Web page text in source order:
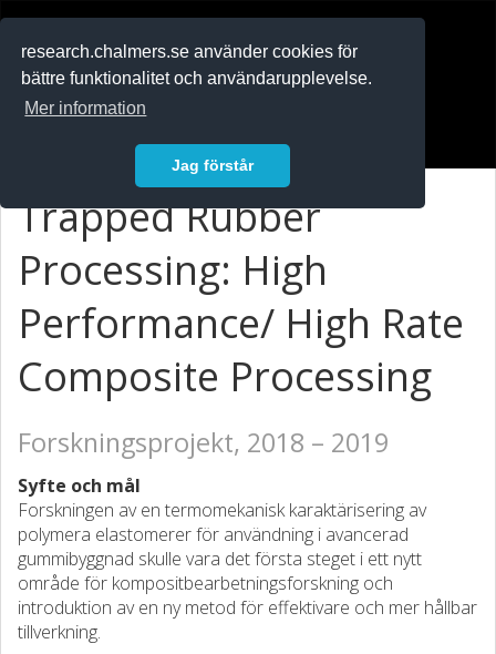
research.chalmers.se använder cookies för
bättre funktionalitet och användarupplevelse.
Mer information
Jag förstår
Trapped Rubber
Processing: High
Performance/ High Rate
Composite Processing
Forskningsprojekt, 2018 – 2019
Syfte och mål
Forskningen av en termomekanisk karaktärisering av
polymera elastomerer för användning i avancerad
gummibyggnad skulle vara det första steget i ett nytt
område för kompositbearbetningsforskning och
introduktion av en ny metod för effektivare och mer hållbar
tillverkning.